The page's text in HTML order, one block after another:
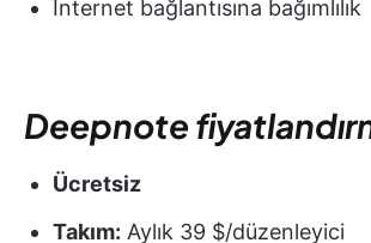
İnternet bağlantısına bağımlılık
Deepnote
Ücretsiz
Takım: Aylık 39 $/düzenleyici